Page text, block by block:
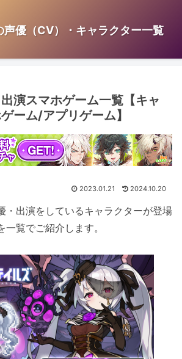
声優（CV）・キャラクター一覧
出演スマホゲーム一覧【キャ
ーム/アプリゲーム】
2023.01.21 2024.10.20
・出演をしているキャラクターが登場
覧でご紹介します。